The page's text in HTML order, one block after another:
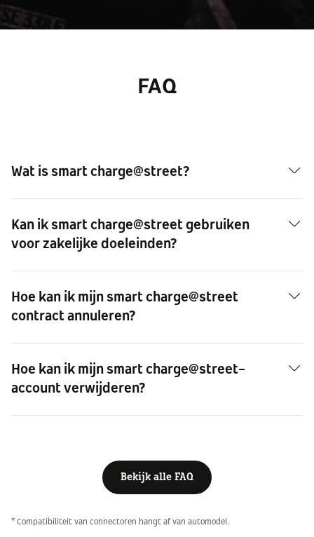
FAQ
Wat is smart charge@street?
Kan ik smart charge@street gebruiken
voor zakelijke doeleinden?
Hoe kan ik mijn smart charge@street
contract annuleren?
Hoe kan ik mijn smart charge@street-
account verwijderen?
Bekijk alle FAQ
* Compatibiliteit van connectoren hangt af van automodel.